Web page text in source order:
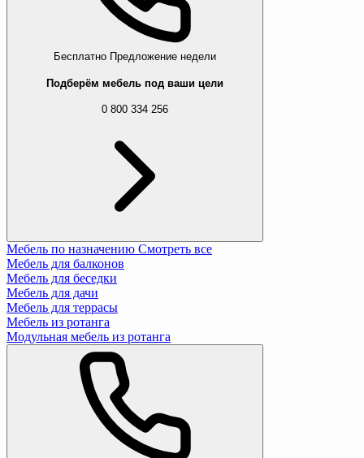
Бесплатно Предложение недели
Подберём мебель под ваши цели
0 800 334 256
Мебель по назначению Смотреть все
Мебель для балконов
Мебель для беседки
Мебель для дачи
Мебель для террасы
Мебель из ротанга
Модульная мебель из ротанга